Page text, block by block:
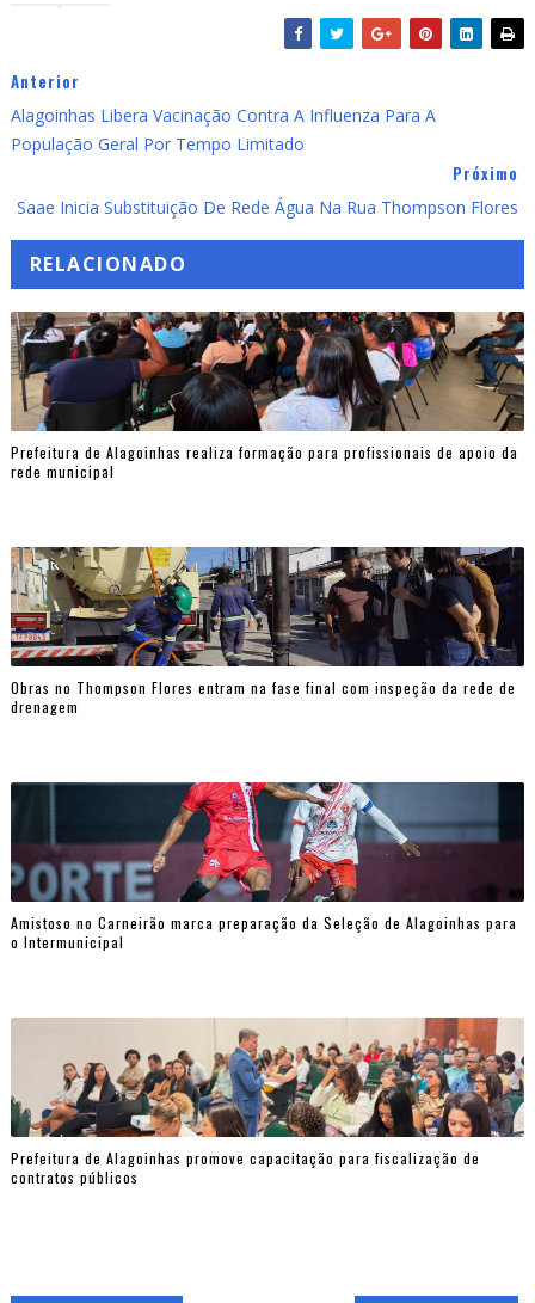
Anterior
Alagoinhas Libera Vacinação Contra A Influenza Para A
População Geral Por Tempo Limitado
Próximo
Saae Inicia Substituição De Rede Água Na Rua Thompson Flores
RELACIONADO
Prefeitura de Alagoinhas realiza formação para profissionais de apoio da
rede municipal
Obras no Thompson Flores entram na fase final com inspeção da rede de
drenagem
Amistoso no Carneirão marca preparação da Seleção de Alagoinhas para
o Intermunicipal
Prefeitura de Alagoinhas promove capacitação para fiscalização de
contratos públicos